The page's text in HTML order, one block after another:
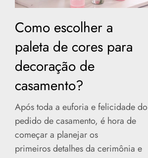
Como escolher a
paleta de cores para
decoração de
casamento?
Após toda a euforia e felicidade do
pedido de casamento, é hora de
começar a planejar os
primeiros detalhes da cerimônia e